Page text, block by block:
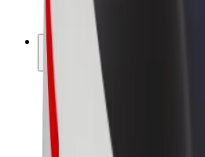
Bolt Plus
Zarađuj uz Bolt
Vozači
Zarada vozača
Dostavljači